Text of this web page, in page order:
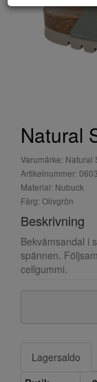
Natural
Varumärke: Natural
Artikelnummer:
Material: Nubuck
Färg: Olivgrön
Beskrivning
Bekvämsandal i
spännen.
cellgummi.
Lagersaldo